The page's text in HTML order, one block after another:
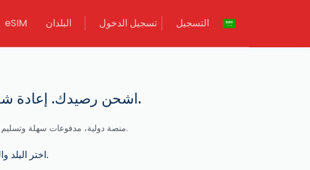
eSIM البلدان تسجيل الدخول التسجيل
United States SimpleMobile USA اشحن رصيدك. إعادة شحن الهاتف فوراً.
ابقَ على اتصال مع شحن الرصيد لـSimpleMobile USA في United States. منصة دولية، مدفوعات سهلة وتسليم فوري للرصيد.
اختر البلد والمشغل، أو ببساطة أدخل رقم المستفيد وسنحدد مزود الخدمة.